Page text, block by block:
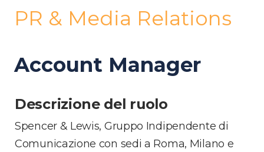
PR & Media Relations
Account Manager
Descrizione del ruolo
Spencer & Lewis, Gruppo Indipendente di
Comunicazione con sedi a Roma, Milano e